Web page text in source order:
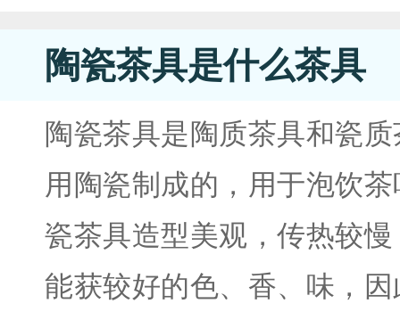
陶瓷茶具是什么茶具
陶瓷茶具是陶质茶具和瓷
用陶瓷制成的，用于泡饮
瓷茶具造型美观，传热较
能获较好的色、香、味，